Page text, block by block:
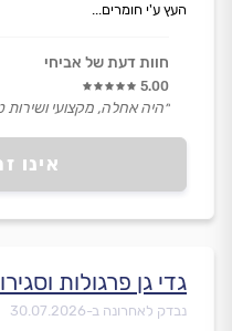
אינו
העץ ע'י חומרים...
חוות דעת של אביחי
5.00
״היה אחלה, מקצועי ושירות
גדי גן פרגולות
נבדק לאחרונה ב-30.07.2026